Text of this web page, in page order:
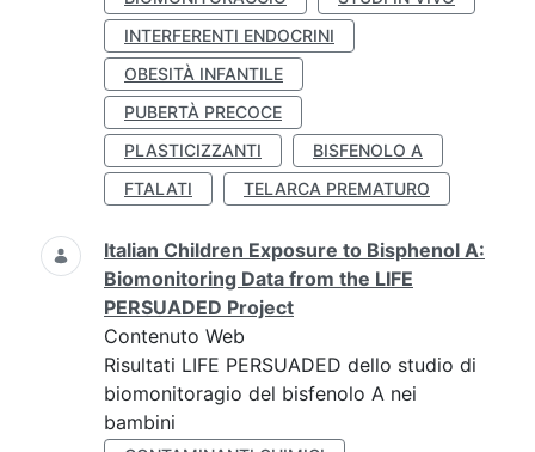
INTERFERENTI ENDOCRINI
OBESITÀ INFANTILE
PUBERTÀ PRECOCE
PLASTICIZZANTI
BISFENOLO A
FTALATI
TELARCA PREMATURO
Italian Children Exposure to Bisphenol A:
Biomonitoring Data from the LIFE
PERSUADED Project
Contenuto Web
Risultati LIFE PERSUADED dello studio di
biomonitoragio del bisfenolo A nei
bambini